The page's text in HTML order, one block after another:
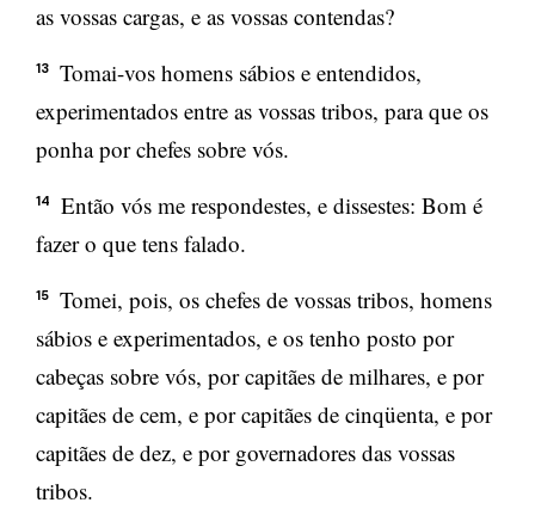
as vossas cargas, e as vossas contendas?
13
Tomai-vos homens sábios e entendidos,
experimentados entre as vossas tribos, para que os
ponha por chefes sobre vós.
14
Então vós me respondestes, e dissestes: Bom é
fazer o que tens falado.
15
Tomei, pois, os chefes de vossas tribos, homens
sábios e experimentados, e os tenho posto por
cabeças sobre vós, por capitães de milhares, e por
capitães de cem, e por capitães de cinqüenta, e por
capitães de dez, e por governadores das vossas
tribos.